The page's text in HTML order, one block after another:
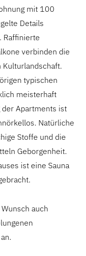
mit 100
Details
Raffinierte
verbinden die
typischen
meisterhaft
Apartments ist
Natürliche
Stoffe und die
Geborgenheit.
ist eine Sauna
auch